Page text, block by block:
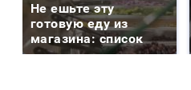
Не ешьте эту
готовую еду из
магазина: список